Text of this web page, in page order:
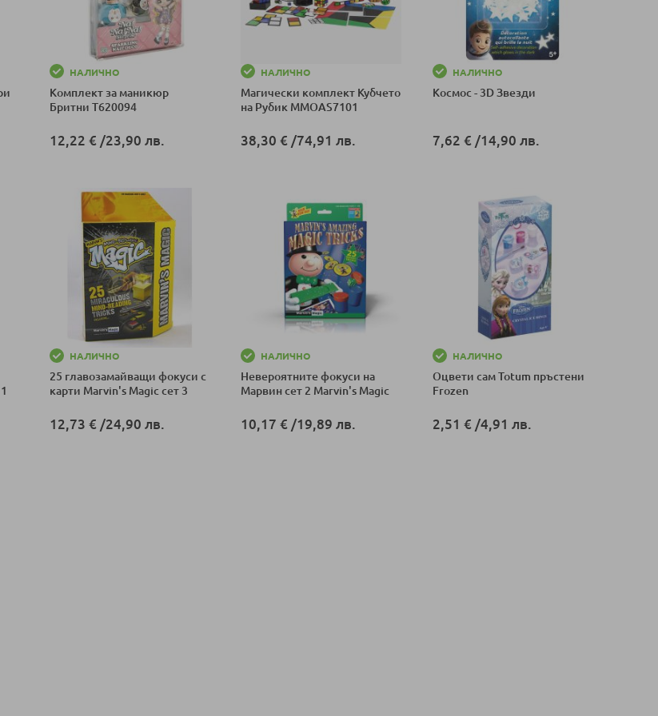
НАЛИЧНО
Комплект за маникюр
Бритни T620094
12,22 € /23,90 лв.
НАЛИЧНО
Магически комплект Кубчето
на Рубик MMOAS7101
38,30 € /74,91 лв.
НАЛИЧНО
Космос - 3D Звезди
7,62 €/14,90 лв.
НАЛИЧНО
25 главозамайващи фокуси с
карти Marvin's Magic сет 3
12,73 € /24,90 лв.
НАЛИЧНО
Невероятните фокуси на
Марвин сет 2 Marvin's Magic
10,17 € /19,89 лв.
НАЛИЧНО
Oцвети сам Totum пръстени
Frozen
2,51 €/4,91 лв.